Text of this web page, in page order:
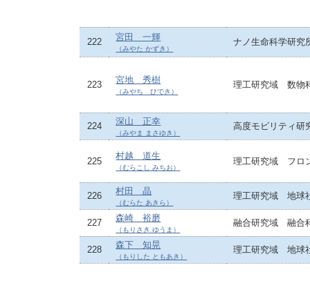
222 宮田 一輝
（みやた かずき）
ナノ生命科学研究
223 宮地 秀樹
（みやち ひでき）
理工研究域 数物
224 深山 正幸
（みやま まさゆき）
高度モビリティ研
225
村越 道生
（むらこし みちお）
理工研究域 フロ
226 村田 晶
（むらた あきら）
理工研究域 地球
227 森崎 裕磨
（もりさき ゆうま）
融合研究域 融合
228 森下 知晃
（もりした ともあき）
理工研究域 地球